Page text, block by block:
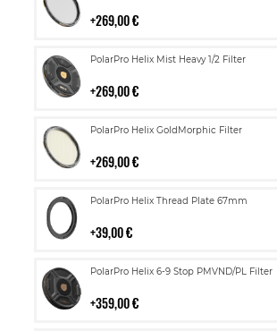
269,00 €
PolarPro Helix Mist Heavy 1/2 Filter
269,00 €
Lisää
PolarPro Helix GoldMorphic Filter
269,00 €
Lisää
PolarPro Helix Thread Plate 67mm
39,00 €
Lisää
PolarPro Helix 6-9 Stop PMVND/PL Filter
359,00 €
Lisää